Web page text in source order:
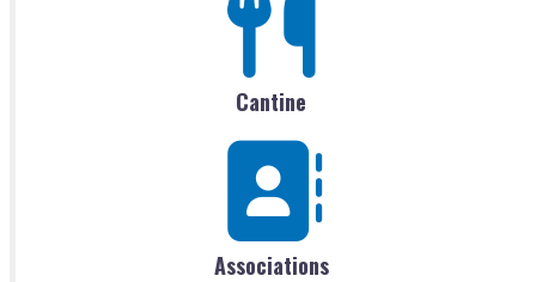
Cantine
Associations